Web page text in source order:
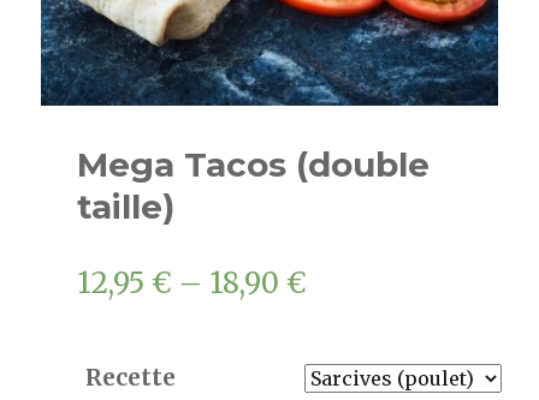
Mega Tacos (double
taille)
12,95 € – 18,90 €
Recette